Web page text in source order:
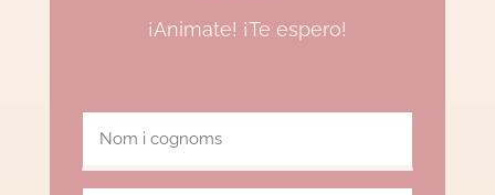
¡Animate! ¡Te espero!